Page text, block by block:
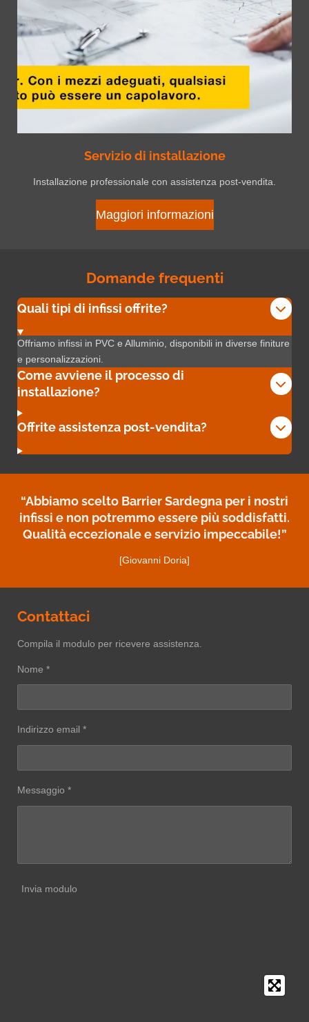
Servizio di installazione
Installazione professionale con assistenza post-vendita.
Maggiori informazioni
Domande frequenti
Quali tipi di infissi offrite?
Offriamo infissi in PVC e Alluminio, disponibili in diverse finiture
e personalizzazioni.
Come avviene il processo di
installazione?
Offrite assistenza post-vendita?
“Abbiamo scelto Barrier Sardegna per i nostri
infissi e non potremmo essere più soddisfatti.
Qualità eccezionale e servizio impeccabile!”
[Giovanni Doria]
Contattaci
Compila il modulo per ricevere assistenza.
Nome *
Indirizzo email *
Messaggio *
Invia modulo